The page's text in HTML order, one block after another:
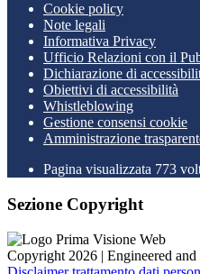
Cookie policy
Note legali
Informativa Privacy
Ufficio Relazioni con il
Dichiarazione di
Obiettivi di accessibilità
Whistleblowing
Gestione consensi cookie
Amministrazione
Pagina visualizzata 773
Sezione Copyright
Copyright 2026 | Engineered